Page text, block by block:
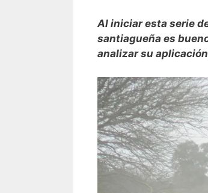
Al iniciar esta serie
santiagueña es
analizar su